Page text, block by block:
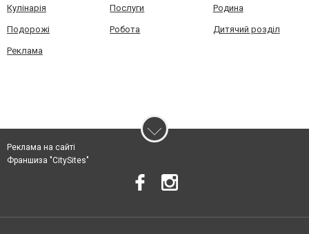
Кулінарія Послуги Родина
Подорожі Робота Дитячий розділ
Реклама
Реклама на сайті
Франшиза "CitySites"